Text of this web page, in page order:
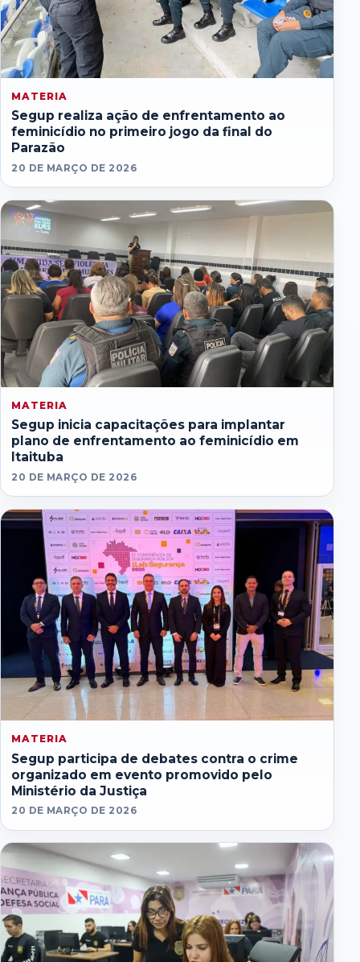
MATERIA
Segup realiza ação de enfrentamento ao
feminicídio no primeiro jogo da final do
Parazão
20 DE MARÇO DE 2026
MATERIA
Segup inicia capacitações para implantar
plano de enfrentamento ao feminicídio em
Itaituba
20 DE MARÇO DE 2026
MATERIA
Segup participa de debates contra o crime
organizado em evento promovido pelo
Ministério da Justiça
20 DE MARÇO DE 2026